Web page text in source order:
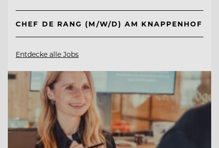
CHEF DE RANG (M/W/D) AM KNAPPENHOF
Entdecke alle Jobs